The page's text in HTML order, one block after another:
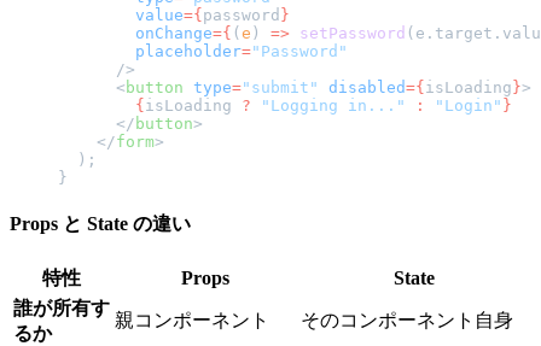
        value
={password }
        onChange
={ (e ) => setPassword
        placeholder
="Password"
      />
      <
button type="submit" disabled={isLoading}>
        {
isLoading ? "Logging in..." : "Login" }
      </
button>
    </
form>
  );
}
Props と State の違い
特性 Props
State
誰が所有す
るか
親コンポーネント そのコンポーネント自身